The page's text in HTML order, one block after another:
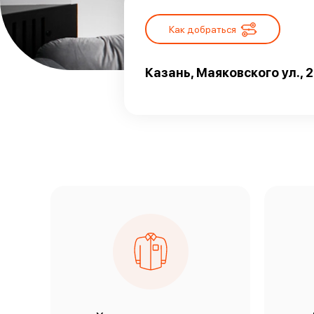
Как добраться
Казань, Маяковского ул.,